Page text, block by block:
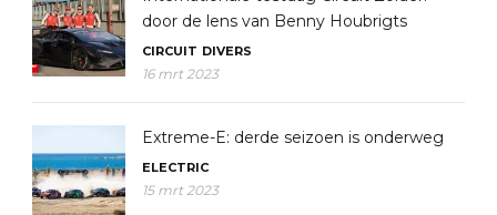
door de lens van Benny Houbrigts
CIRCUIT DIVERS
16 mrt 2023
Extreme-E: derde seizoen is onderweg
ELECTRIC
15 mrt 2023